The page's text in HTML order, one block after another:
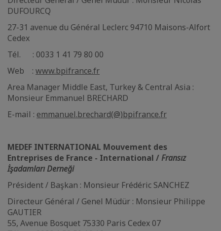
DUFOURCQ
27-31 avenue du Général Leclerc 94710 Maisons-Alfort
Cedex
Tél. : 0033 1 41 79 80 00
Web : www.bpifrance.fr
Area Manager Middle East, Turkey & Central Asia :
Monsieur Emmanuel BRECHARD
E-mail : emmanuel.brechard(@)bpifrance.fr
MEDEF INTERNATIONAL Mouvement des
Entreprises de France - International /Fransız
İşadamları Derneği
Président / Başkan : Monsieur Frédéric SANCHEZ
Directeur Général / Genel Müdür : Monsieur Philippe
GAUTIER
55, Avenue Bosquet 75330 Paris Cedex 07